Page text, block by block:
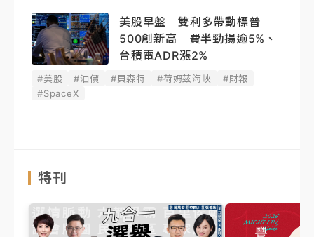
美股早盤｜雙利多帶動標普
500創新高 費半勁揚逾5%、
台積電ADR漲2%
#美股 #油價 #貝森特 #荷姆茲海峽
#財報
#SpaceX
特刊